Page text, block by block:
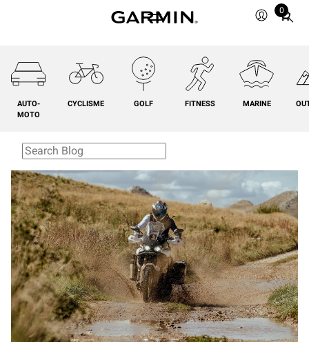
0
Total
AUTO-
MOTO
CYCLISME GOLF FITNESS MARINE